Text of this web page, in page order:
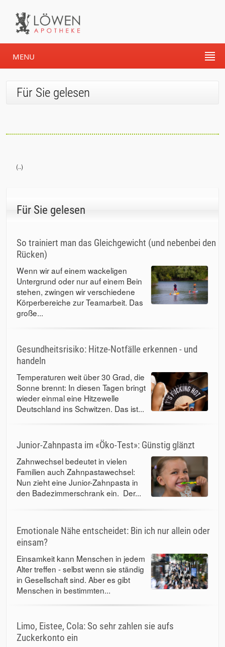
MENU
Für Sie gelesen
(..)
Für Sie gelesen
So trainiert man das Gleichgewicht (und nebenbei den
Rücken)
Wenn wir auf einem wackeligen
Untergrund oder nur auf einem Bein
stehen, zwingen wir verschiedene
Körperbereiche zur Teamarbeit. Das
große...
Gesundheitsrisiko: Hitze-Notfälle erkennen - und
handeln
Temperaturen weit über 30 Grad, die
Sonne brennt: In diesen Tagen bringt
wieder einmal eine Hitzewelle
Deutschland ins Schwitzen. Das ist...
Junior-Zahnpasta im «Öko-Test»: Günstig glänzt
Zahnwechsel bedeutet in vielen
Familien auch Zahnpastawechsel:
Nun zieht eine Junior-Zahnpasta in
den Badezimmerschrank ein. Der...
Emotionale Nähe entscheidet: Bin ich nur allein oder
einsam?
Einsamkeit kann Menschen in jedem
Alter treffen - selbst wenn sie ständig
in Gesellschaft sind. Aber es gibt
Menschen in bestimmten...
Limo, Eistee, Cola: So sehr zahlen sie aufs
Zuckerkonto ein